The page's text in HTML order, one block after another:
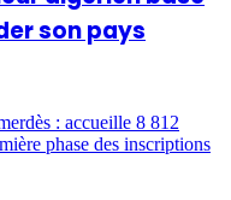
son pays